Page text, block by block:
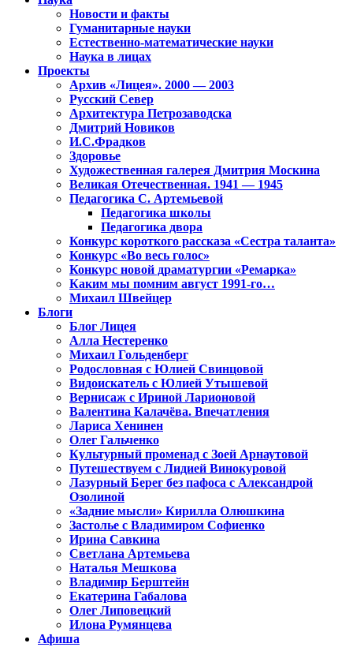
Новости и факты
Гуманитарные науки
Естественно-математические науки
Наука в лицах
Проекты
Архив «Лицея». 2000 — 2003
Русский Север
Архитектура Петрозаводска
Дмитрий Новиков
И.С.Фрадков
Здоровье
Художественная галерея Дмитрия Москина
Великая Отечественная. 1941 — 1945
Педагогика С. Артемьевой
Педагогика школы
Педагогика двора
Конкурс короткого рассказа «Сестра таланта»
Конкурс «Во весь голос»
Конкурс новой драматургии «Ремарка»
Каким мы помним август 1991-го…
Михаил Швейцер
Блоги
Блог Лицея
Алла Нестеренко
Михаил Гольденберг
Родословная с Юлией Свинцовой
Видоискатель с Юлией Утышевой
Вернисаж с Ириной Ларионовой
Валентина Калачёва. Впечатления
Лариса Хенинен
Олег Гальченко
Культурный променад с Зоей Арнаутовой
Путешествуем с Лидией Винокуровой
Лазурный Берег без пафоса с Александрой
Озолиной
«Задние мысли» Кирилла Олюшкина
Застолье с Владимиром Софиенко
Ирина Савкина
Светлана Артемьева
Наталья Мешкова
Владимир Берштейн
Екатерина Габалова
Олег Липовецкий
Илона Румянцева
Афиша